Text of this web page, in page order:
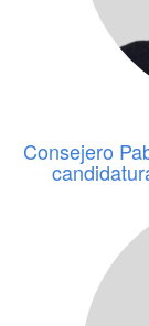
Consejero